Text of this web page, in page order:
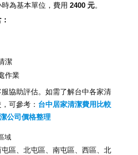
為基本單位，費用 2400 元。
潔
作業
協助評估。如需了解台中各家清
可參考： 台中居家清潔費用比較
公司價格整理
域
區、北屯區、南屯區、西區、北